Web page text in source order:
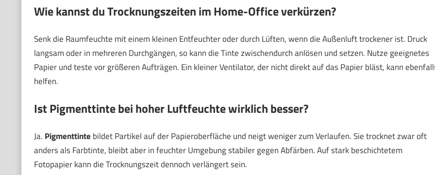
Wie kannst du Trocknungszeiten im Home-Office verkürzen?
Senk die Raumfeuchte mit einem kleinen Entfeuchter oder durch Lüften, wenn die Außenluft trockener ist. Druck
langsam oder in mehreren Durchgängen, so kann die Tinte zwischendurch anlösen und setzen. Nutze geeignetes
Papier und teste vor größeren Aufträgen. Ein kleiner Ventilator, der nicht direkt auf das Papier bläst, kann
helfen.
Ist Pigmenttinte bei hoher Luftfeuchte wirklich besser?
Ja. Pigmenttinte bildet Partikel auf der Papieroberfläche und neigt weniger zum Verlaufen. Sie trocknet zwar oft
anders als Farbtinte, bleibt aber in feuchter Umgebung stabiler gegen Abfärben. Auf stark beschichtetem
Fotopapier kann die Trocknungszeit dennoch verlängert sein.